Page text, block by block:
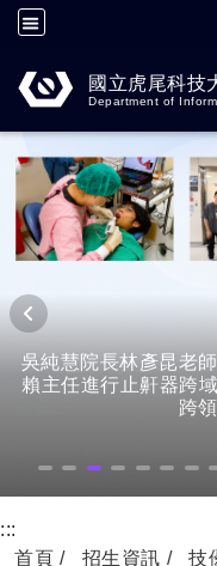
國立虎尾科技
Department of
吳純慧院長林彥昆老
賴主任進行止鼾器跨
跨
:::
首頁 招生資訊 技